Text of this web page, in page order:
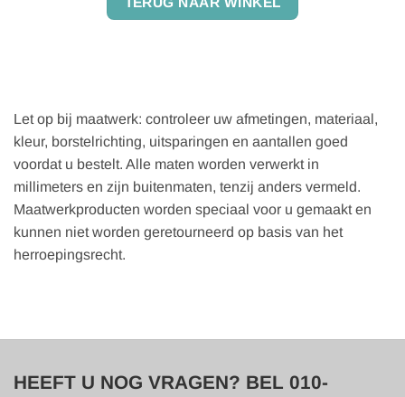
Let op bij maatwerk: controleer uw afmetingen, materiaal,
kleur, borstelrichting, uitsparingen en aantallen goed
voordat u bestelt. Alle maten worden verwerkt in
millimeters en zijn buitenmaten, tenzij anders vermeld.
Maatwerkproducten worden speciaal voor u gemaakt en
kunnen niet worden geretourneerd op basis van het
herroepingsrecht.
HEEFT U NOG VRAGEN? BEL 010-